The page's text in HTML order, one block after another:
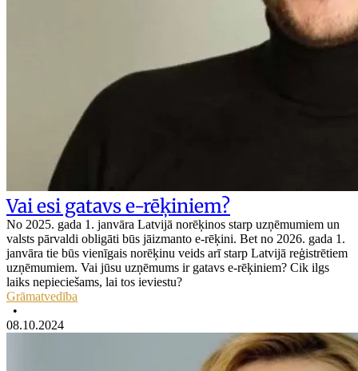
Vai esi gatavs e-rēķiniem?
No 2025. gada 1. janvāra Latvijā norēķinos starp uzņēmumiem un
valsts pārvaldi obligāti būs jāizmanto e-rēķini. Bet no 2026. gada 1.
janvāra tie būs vienīgais norēķinu veids arī starp Latvijā reģistrētiem
uzņēmumiem. Vai jūsu uzņēmums ir gatavs e-rēķiniem? Cik ilgs
laiks nepieciešams, lai tos ieviestu?
Grāmatvedība
•
08.10.2024